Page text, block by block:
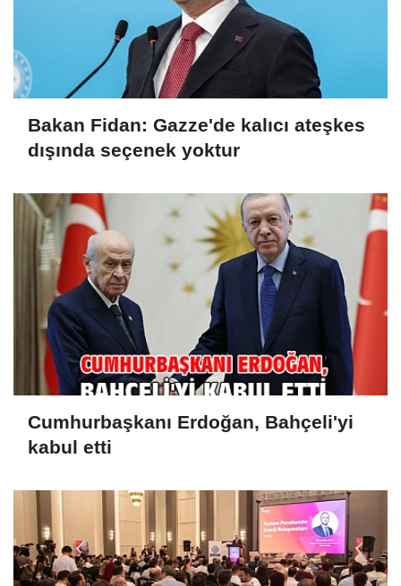
Bakan Fidan: Gazze'de kalıcı ateşkes
dışında seçenek yoktur
Cumhurbaşkanı Erdoğan, Bahçeli'yi
kabul etti